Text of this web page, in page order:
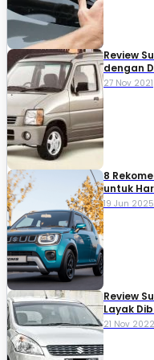
Review
dengan
27 Nov 2021
8
untuk
19 Jun 2025
Review
Layak
21 Nov 2022